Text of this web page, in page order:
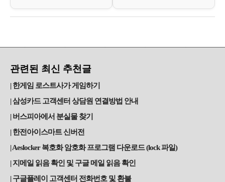
관련된 최신 추천글
한게임 로스트사가 게임하기
삼성카드 고객센터 상담원 연결방법 안내
버스피아에서 분실물 찾기
한전아이스마트 신버전
Aeslocker 복호화 암호화 프로그램 다운로드 (lock 파일)
지메일 읽음 확인 및 구글 메일 읽음 확인
구글플레이 고객센터 전화번호 및 환불